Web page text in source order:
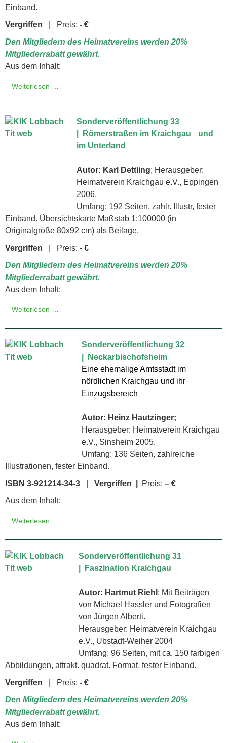
Einband.
Vergriffen | Preis: - €
Den Mitgliedern des Heimatvereins werden 20%
Mitgliederrabatt gewährt.
Aus dem Inhalt:
Weiterlesen …
Sonderveröffentlichung 33
| Römerstraßen im Kraichgau und
im Unterland
Autor: Karl Dettling; Herausgeber:
Heimatverein Kraichgau e.V., Eppingen
2006.
Umfang: 192 Seiten, zahlr. Illustr, fester
Einband. Übersichtskarte Maßstab 1:100000 (in
Originalgröße 80x92 cm) als Beilage.
Vergriffen | Preis: - €
Den Mitgliedern des Heimatvereins werden 20%
Mitgliederrabatt gewährt.
Aus dem Inhalt:
Weiterlesen …
Sonderveröffentlichung 32
| Neckarbischofsheim
Eine ehemalige Amtsstadt im
nördlichen Kraichgau und ihr
Einzugsbereich
Autor: Heinz Hautzinger;
Herausgeber: Heimatverein Kraichgau
e.V., Sinsheim 2005.
Umfang: 136 Seiten, zahlreiche
Illustrationen, fester Einband.
ISBN 3-921214-34-3
Vergriffen | Preis: – €
Aus dem Inhalt:
Weiterlesen …
Sonderveröffentlichung 31
| Faszination Kraichgau
Autor: Hartmut Riehl ; Mit Beiträgen
von Michael Hassler und Fotografien
von Jürgen Alberti.
Herausgeber: Heimatverein Kraichgau
e.V., Ubstadt-Weiher 2004
Umfang: 96 Seiten, mit ca. 150 farbigen
Abbildungen, attrakt. quadrat. Format, fester Einband.
Vergriffen | Preis: - €
Den Mitgliedern des Heimatvereins werden 20%
Mitgliederrabatt gewährt.
Aus dem Inhalt: